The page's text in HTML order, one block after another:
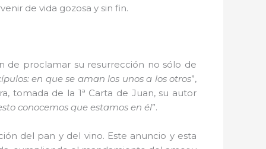
de vida gozosa y sin fin.
de proclamar su resurrección no sólo de
en que se aman los unos a los otros”,
tomada de la 1ª Carta de Juan, su autor
conocemos que estamos en él”.
del pan y del vino. Este anuncio y esta